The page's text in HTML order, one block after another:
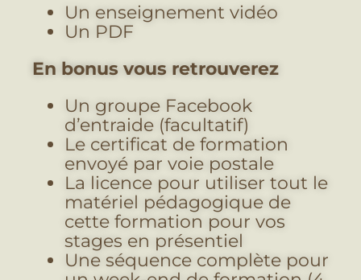
Un enseignement vidéo
Un PDF
En bonus vous retrouverez
Un groupe Facebook
d’entraide (facultatif)
Le certificat de formation
envoyé par voie postale
La licence pour utiliser tout le
matériel pédagogique de
cette formation pour vos
stages en présentiel
Une séquence complète pour